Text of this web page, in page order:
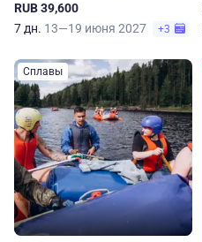
RUB 39,600
7 дн. 13—19 июня 2027 +3
Сплавы